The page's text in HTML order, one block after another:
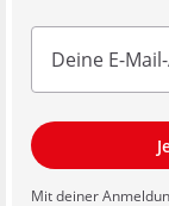
Mit deiner